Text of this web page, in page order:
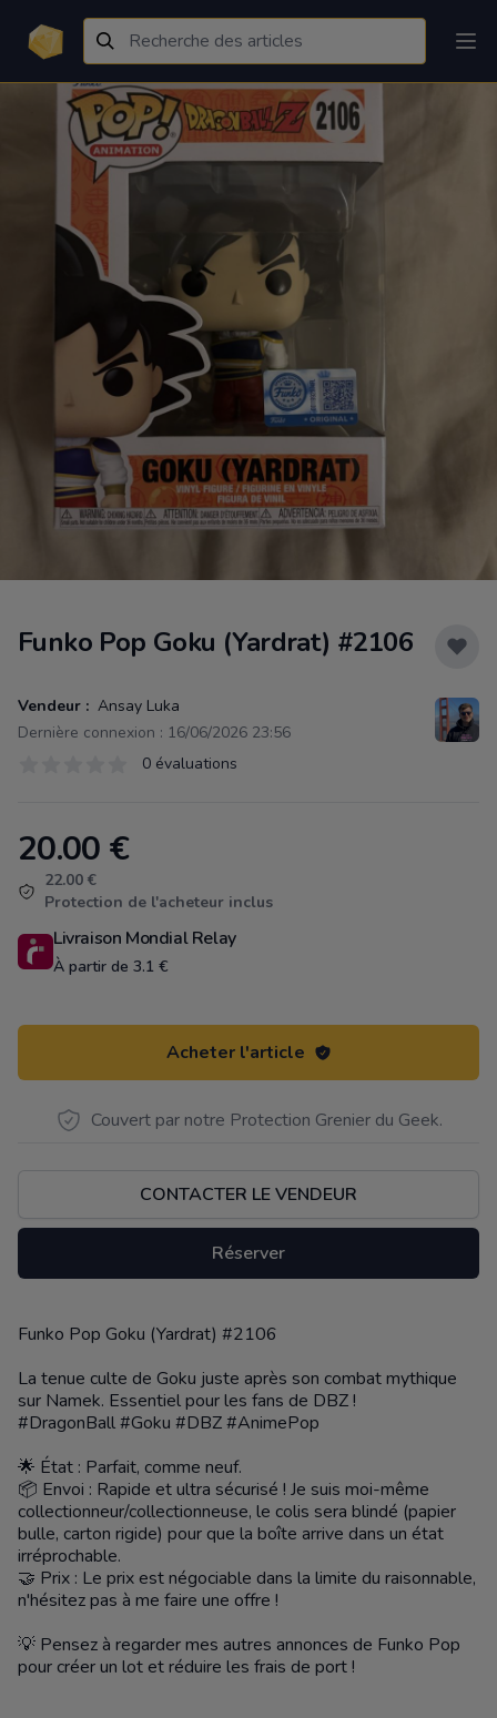
Funko Pop Goku (Yardrat) #2106
Vendeur : Ansay Luka
Dernière connexion : 16/06/2026 23:56
0 évaluations
Product information
20.00 €
22.00 €
Protection de l'acheteur inclus
Livraison Mondial Relay
À partir de 3.1 €
Acheter l'article
Couvert par notre Protection Grenier du Geek.
CONTACTER LE VENDEUR
Réserver
Description
Funko Pop Goku (Yardrat) #2106
La tenue culte de Goku juste après son combat mythique
sur Namek. Essentiel pour les fans de DBZ !
#DragonBall #Goku #DBZ #AnimePop
🌟 État : Parfait, comme neuf.
📦 Envoi : Rapide et ultra sécurisé ! Je suis moi-même
collectionneur/collectionneuse, le colis sera blindé (papier
bulle, carton rigide) pour que la boîte arrive dans un état
irréprochable.
🤝 Prix : Le prix est négociable dans la limite du raisonnable,
n'hésitez pas à me faire une offre !
💡 Pensez à regarder mes autres annonces de Funko Pop
pour créer un lot et réduire les frais de port !